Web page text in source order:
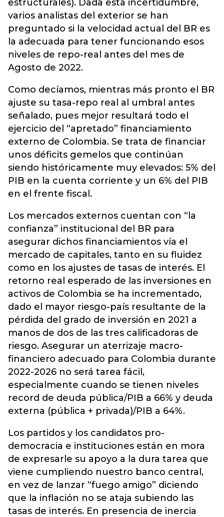
estructurales). Dada esta incertidumbre,
varios analistas del exterior se han
preguntado si la velocidad actual del BR es
la adecuada para tener funcionando esos
niveles de repo-real antes del mes de
Agosto de 2022.
Como decíamos, mientras más pronto el BR
ajuste su tasa-repo real al umbral antes
señalado, pues mejor resultará todo el
ejercicio del “apretado” financiamiento
externo de Colombia. Se trata de financiar
unos déficits gemelos que continúan
siendo históricamente muy elevados: 5% del
PIB en la cuenta corriente y un 6% del PIB
en el frente fiscal.
Los mercados externos cuentan con “la
confianza” institucional del BR para
asegurar dichos financiamientos vía el
mercado de capitales, tanto en su fluidez
como en los ajustes de tasas de interés. El
retorno real esperado de las inversiones en
activos de Colombia se ha incrementado,
dado el mayor riesgo-país resultante de la
pérdida del grado de inversión en 2021 a
manos de dos de las tres calificadoras de
riesgo. Asegurar un aterrizaje macro-
financiero adecuado para Colombia durante
2022-2026 no será tarea fácil,
especialmente cuando se tienen niveles
record de deuda pública/PIB a 66% y deuda
externa (pública + privada)/PIB a 64%.
Los partidos y los candidatos pro-
democracia e instituciones están en mora
de expresarle su apoyo a la dura tarea que
viene cumpliendo nuestro banco central,
en vez de lanzar “fuego amigo” diciendo
que la inflación no se ataja subiendo las
tasas de interés. En presencia de inercia